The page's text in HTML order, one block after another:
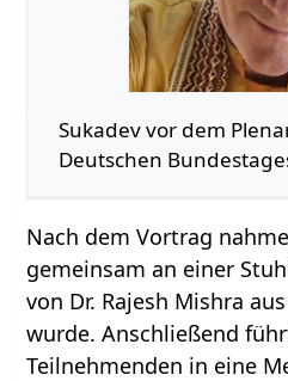
Sukadev vor dem
Deutschen
Nach dem Vortrag
gemeinsam an einer
von Dr. Rajesh Mishra
wurde. Anschließend
Teilnehmenden in eine